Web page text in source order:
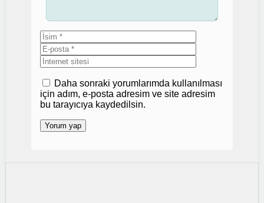
İsim
posta
sitesi
Daha sonraki yorumlarımda kullanılması
için adım, e-posta adresim ve site adresim
bu tarayıcıya kaydedilsin.